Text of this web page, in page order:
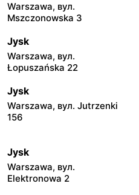
Warszawa, вул.
Mszczonowska 3
Jysk
Warszawa, вул.
Łopuszańska 22
Jysk
Warszawa, вул. Jutrzenki
156
Jysk
Warszawa, вул.
Elektronowa 2